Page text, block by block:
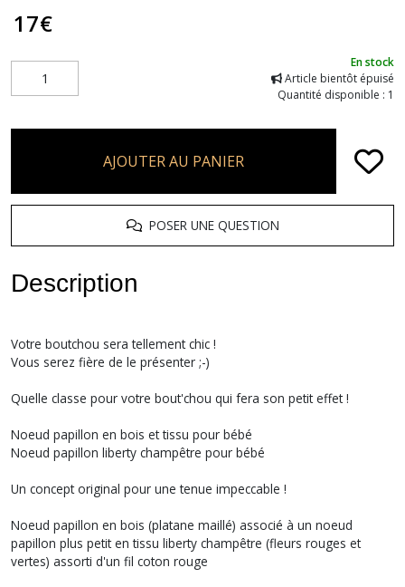
17€
En stock
Article bientôt épuisé
Quantité disponible : 1
AJOUTER AU PANIER
POSER UNE QUESTION
Description
Votre boutchou sera tellement chic !
Vous serez fière de le présenter ;-)
Quelle classe pour votre bout'chou qui fera son petit effet !
Noeud papillon en bois et tissu pour bébé
Noeud papillon liberty champêtre pour bébé
Un concept original pour une tenue impeccable !
Noeud papillon en bois (platane maillé) associé à un noeud
papillon plus petit en tissu liberty champêtre (fleurs rouges et
vertes) assorti d'un fil coton rouge